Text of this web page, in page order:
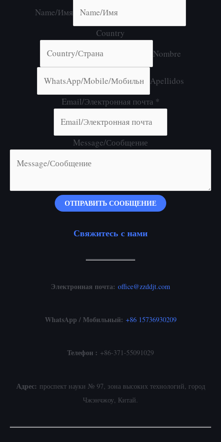
Name/Имя
Country
Nombre
Apellidos
Email/Электронная почта *
Message/Сообщение
ОТПРАВИТЬ СООБЩЕНИЕ
Свяжитесь с нами
Электронная почта: office@zzddjt.com
WhatsApp / Мобильный: +86 15736930209
Телефон : +86-371-55091029
Адрес: проспект науки № 97, зона высоких технологий, город
Чжэнчжоу, Китай.